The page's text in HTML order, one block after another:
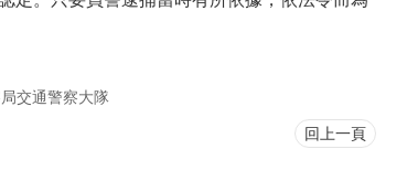
交通警察大隊
回上一頁